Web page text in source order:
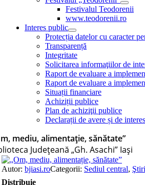
Festivalul Teodorenii
www.teodorenii.ro
Interes public
Protecția datelor cu caracter
Transparență
Integritate
Solicitarea informaţiilor de
Raport de evaluare a
Raport de evaluare a
Situații financiare
Achiziții publice
Plan de achiziţii publice
Declarații de avere și de
mediu, alimentație, sănătate”
Judeţeană „Gh. Asachi” Iaşi
Autor: bjiasi.roCategorii: Sediul central,
Distribuie